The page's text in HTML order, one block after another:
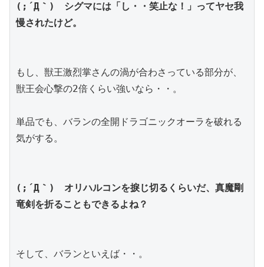
(;´Д｀) シグマには「し・・笑止な！」ってヤセ我
慢されたけど。
もし、獣王激烈掌さんの渦が合わさっている部分が、
獣王会心撃の2倍くらい強いなら・・。
単品でも、バランの全開ドラゴニックオーラを破れる
気がする。
(;´Д｀)　オリハルコンを捩じ切るくらいだ、真魔剛
竜剣を折ることもできるよね？
そして、バランといえば・・。